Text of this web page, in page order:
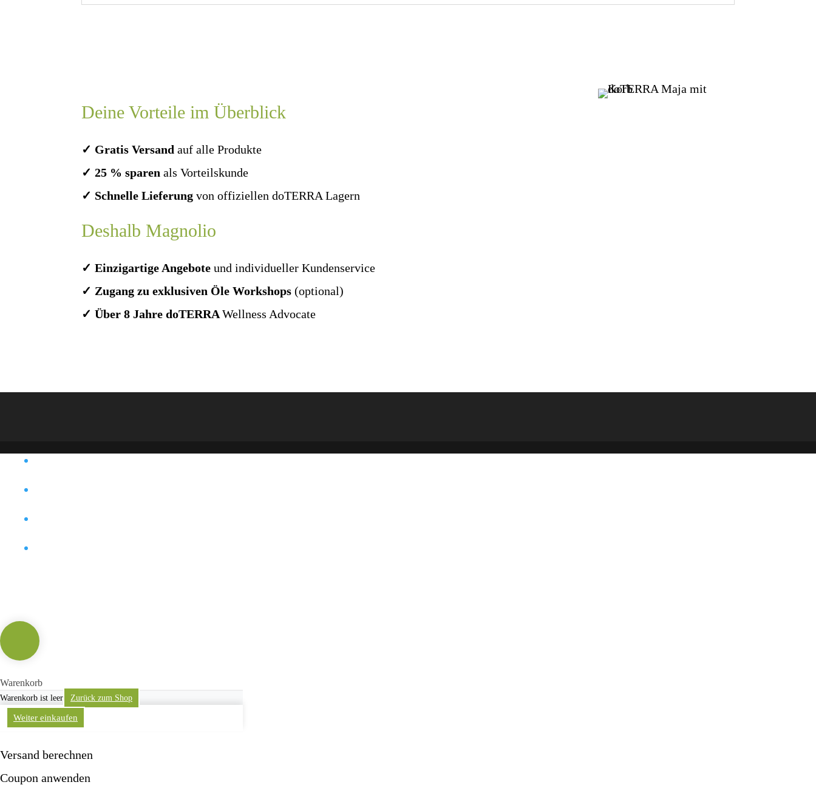
Deine Vorteile im Überblick
✓ Gratis Versand auf alle Produkte
✓ 25 % sparen als Vorteilskunde
✓ Schnelle Lieferung von offiziellen doTERRA Lagern
Deshalb Magnolio
✓ Einzigartige Angebote und individueller Kundenservice
✓ Zugang zu exklusiven Öle Workshops (optional)
✓ Über 8 Jahre doTERRAWellness Advocate
Warenkorb
Warenkorb ist leer Zurück zum Shop
Weiter einkaufen
Versand berechnen
Coupon anwenden